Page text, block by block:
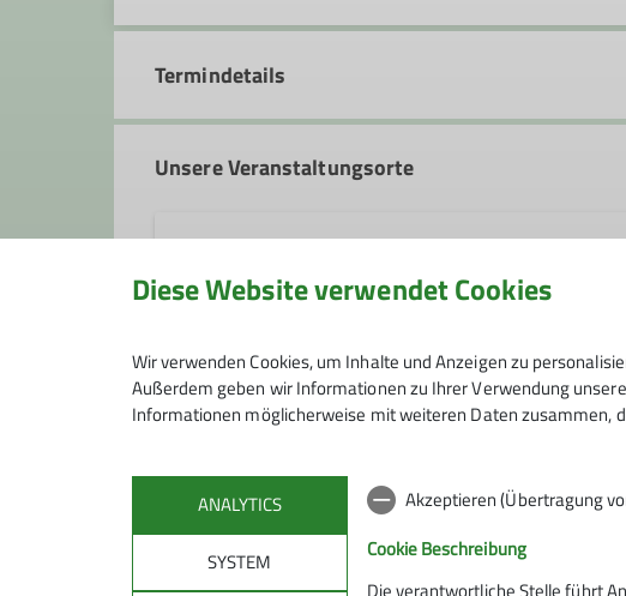
Termindetails
Unsere Veranstaltungsorte
Sebastiani-Steg 1
82515 Wolfratshausen
Diese Website verwendet Cookies
Wir verwenden Cookies, um Inhalte und Anzeigen zu
Außerdem geben wir Informationen zu Ihrer Verwendung
Informationen möglicherweise mit weiteren Daten zusammen,
ANALYTICS
SYSTEM
Akzeptieren (Übertragung
Cookie Beschreibung